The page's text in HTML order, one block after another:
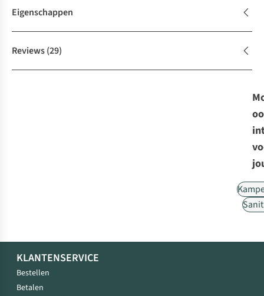
Eigenschappen
Reviews(29)
KLANTENSERVICE
Bestellen
Betalen